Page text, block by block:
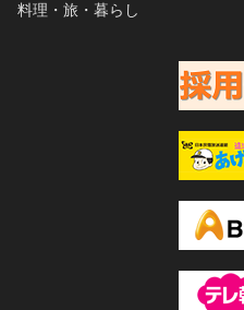
料理・旅・暮らし